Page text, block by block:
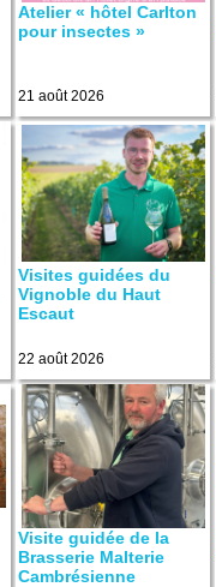
Atelier « hôtel Carlton
pour insectes »
21 août 2026
Visites guidées du
Vignoble du Haut
Escaut
22 août 2026
Visite guidée de la
Brasserie Malterie
Cambrésienne